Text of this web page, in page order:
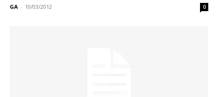
GA - 10/03/2012 0